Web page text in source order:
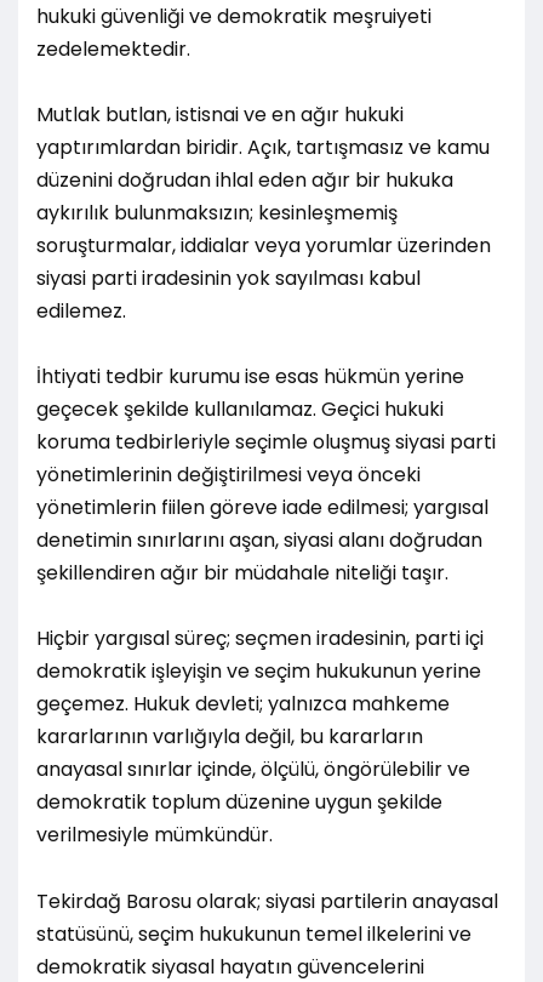
hukuki güvenliği ve demokratik meşruiyeti
zedelemektedir.
Mutlak butlan, istisnai ve en ağır hukuki
yaptırımlardan biridir. Açık, tartışmasız ve kamu
düzenini doğrudan ihlal eden ağır bir hukuka
aykırılık bulunmaksızın; kesinleşmemiş
soruşturmalar, iddialar veya yorumlar üzerinden
siyasi parti iradesinin yok sayılması kabul
edilemez.
İhtiyati tedbir kurumu ise esas hükmün yerine
geçecek şekilde kullanılamaz. Geçici hukuki
koruma tedbirleriyle seçimle oluşmuş siyasi parti
yönetimlerinin değiştirilmesi veya önceki
yönetimlerin fiilen göreve iade edilmesi; yargısal
denetimin sınırlarını aşan, siyasi alanı doğrudan
şekillendiren ağır bir müdahale niteliği taşır.
Hiçbir yargısal süreç; seçmen iradesinin, parti içi
demokratik işleyişin ve seçim hukukunun yerine
geçemez. Hukuk devleti; yalnızca mahkeme
kararlarının varlığıyla değil, bu kararların
anayasal sınırlar içinde, ölçülü, öngörülebilir ve
demokratik toplum düzenine uygun şekilde
verilmesiyle mümkündür.
Tekirdağ Barosu olarak; siyasi partilerin anayasal
statüsünü, seçim hukukunun temel ilkelerini ve
demokratik siyasal hayatın güvencelerini